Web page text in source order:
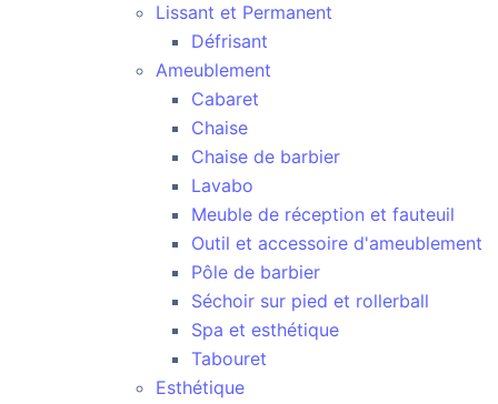
Lissant et Permanent
Défrisant
Ameublement
Cabaret
Chaise
Chaise de barbier
Lavabo
Meuble de réception et fauteuil
Outil et accessoire d'ameublement
Pôle de barbier
Séchoir sur pied et rollerball
Spa et esthétique
Tabouret
Esthétique